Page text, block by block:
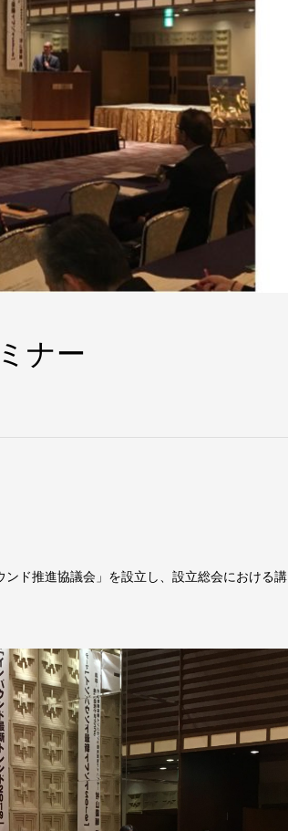
ナー
ド推進協議会」を設立し、設立総会における講